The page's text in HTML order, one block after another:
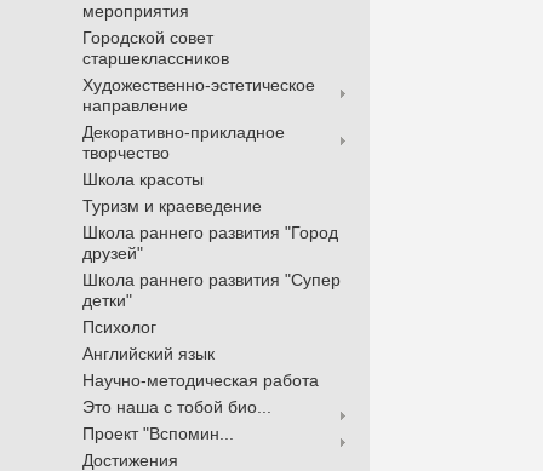
мероприятия
Городской совет
старшеклассников
Художественно-эстетическое
направление
Декоративно-прикладное
творчество
Школа красоты
Туризм и краеведение
Школа раннего развития "Город
друзей"
Школа раннего развития "Супер
детки"
Психолог
Английский язык
Научно-методическая работа
Это наша с тобой био...
Проект "Вспомин...
Достижения